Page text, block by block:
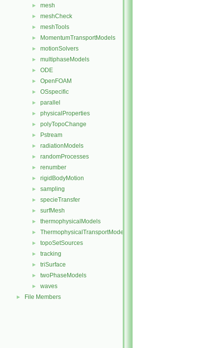
► mesh
► meshCheck
► meshTools
► MomentumTransportModels
► motionSolvers
► multiphaseModels
► ODE
► OpenFOAM
► OSspecific
► parallel
► physicalProperties
► polyTopoChange
► Pstream
► radiationModels
► randomProcesses
► renumber
► rigidBodyMotion
► sampling
► specieTransfer
► surfMesh
► thermophysicalModels
► ThermophysicalTransportModels
► topoSetSources
► tracking
► triSurface
► twoPhaseModels
► waves
► File Members